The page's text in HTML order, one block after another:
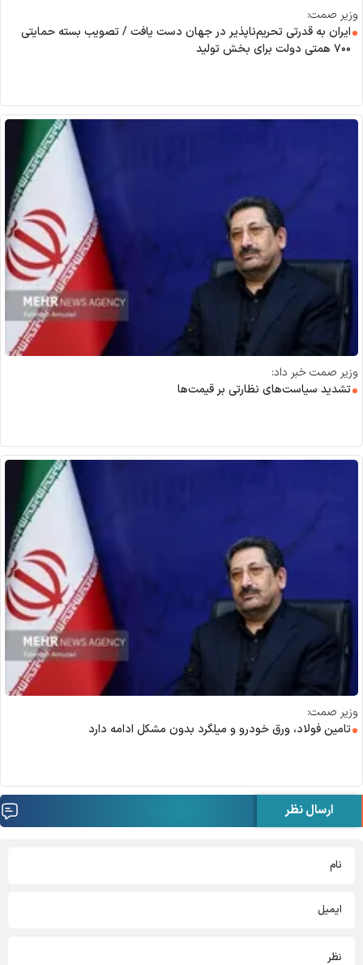
وزیر صمت:
ایران به قدرتی تحریم‌ناپذیر در جهان دست یافت / تصویب بسته حمایتی
۷۰۰ همتی دولت برای بخش تولید
وزیر صمت خبر داد:
تشدید سیاست‌های نظارتی بر قیمت‌ها
وزیر صمت:
تامین فولاد، ورق خودرو و میلگرد بدون مشکل ادامه دارد
ارسال نظر